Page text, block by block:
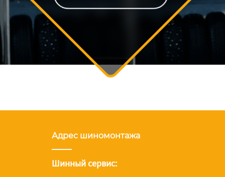
Адрес шиномонтажа
Шинный сервис: